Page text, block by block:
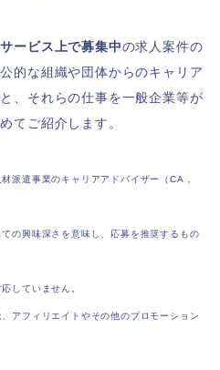
ービス上で募集中の求人案件の
的な組織や団体からのキャリア
、それらの仕事を一般企業等が
てご紹介します。
派遣事業のキャリアアドバイザー（CA，
の興味深さを意味し、応募を推奨するもの
していません。
アフィリエイトやその他のプロモーション